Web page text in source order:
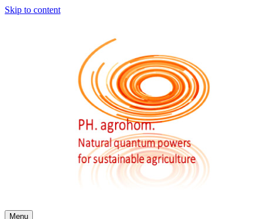
Skip to content
Menu